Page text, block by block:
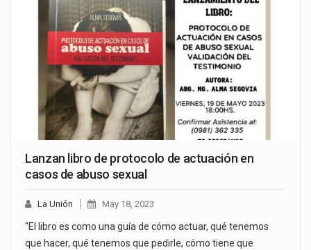
Lanzan libro de protocolo de actuación en
casos de abuso sexual
La Unión May 18, 2023
"El libro es como una guía de cómo actuar, qué tenemos
que hacer, qué tenemos que pedirle, cómo tiene que